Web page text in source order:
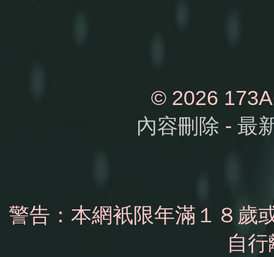
© 2026
內容刪除 - 最
警告：本網衹限年滿１８歲
自